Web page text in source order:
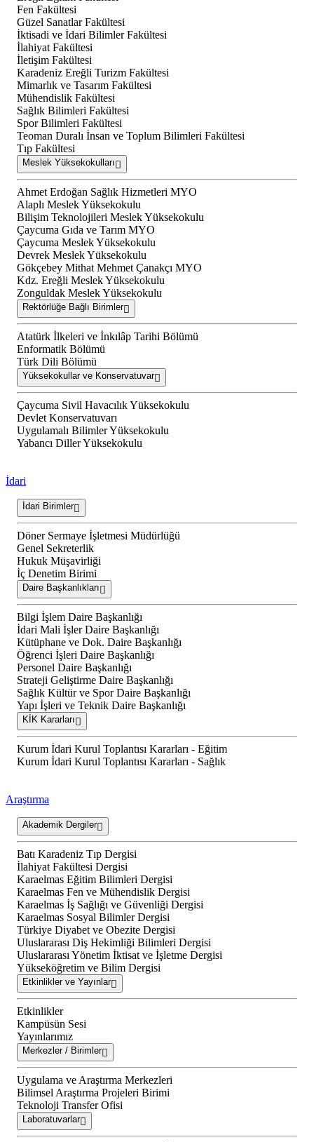
Fen Fakültesi
Güzel Sanatlar Fakültesi
İktisadi ve İdari Bilimler Fakültesi
İlahiyat Fakültesi
İletişim Fakültesi
Karadeniz Ereğli Turizm Fakültesi
Mimarlık ve Tasarım Fakültesi
Mühendislik Fakültesi
Sağlık Bilimleri Fakültesi
Spor Bilimleri Fakültesi
Teoman Duralı İnsan ve Toplum Bilimleri Fakültesi
Tıp Fakültesi
Meslek Yüksekokulları
Ahmet Erdoğan Sağlık Hizmetleri MYO
Alaplı Meslek Yüksekokulu
Bilişim Teknolojileri Meslek Yüksekokulu
Çaycuma Gıda ve Tarım MYO
Çaycuma Meslek Yüksekokulu
Devrek Meslek Yüksekokulu
Gökçebey Mithat Mehmet Çanakçı MYO
Kdz. Ereğli Meslek Yüksekokulu
Zonguldak Meslek Yüksekokulu
Rektörlüğe Bağlı Birimler
Atatürk İlkeleri ve İnkılâp Tarihi Bölümü
Enformatik Bölümü
Türk Dili Bölümü
Yüksekokullar ve Konservatuvar
Çaycuma Sivil Havacılık Yüksekokulu
Devlet Konservatuvarı
Uygulamalı Bilimler Yüksekokulu
Yabancı Diller Yüksekokulu
İdari
İdari Birimler
Döner Sermaye İşletmesi Müdürlüğü
Genel Sekreterlik
Hukuk Müşavirliği
İç Denetim Birimi
Daire Başkanlıkları
Bilgi İşlem Daire Başkanlığı
İdari Mali İşler Daire Başkanlığı
Kütüphane ve Dok. Daire Başkanlığı
Öğrenci İşleri Daire Başkanlığı
Personel Daire Başkanlığı
Strateji Geliştirme Daire Başkanlığı
Sağlık Kültür ve Spor Daire Başkanlığı
Yapı İşleri ve Teknik Daire Başkanlığı
KİK Kararları
Kurum İdari Kurul Toplantısı Kararları - Eğitim
Kurum İdari Kurul Toplantısı Kararları - Sağlık
Araştırma
Akademik Dergiler
Batı Karadeniz Tıp Dergisi
İlahiyat Fakültesi Dergisi
Karaelmas Eğitim Bilimleri Dergisi
Karaelmas Fen ve Mühendislik Dergisi
Karaelmas İş Sağlığı ve Güvenliği Dergisi
Karaelmas Sosyal Bilimler Dergisi
Türkiye Diyabet ve Obezite Dergisi
Uluslararası Diş Hekimliği Bilimleri Dergisi
Uluslararası Yönetim İktisat ve İşletme Dergisi
Yükseköğretim ve Bilim Dergisi
Etkinlikler ve Yayınlar
Etkinlikler
Kampüsün Sesi
Yayınlarımız
Merkezler / Birimler
Uygulama ve Araştırma Merkezleri
Bilimsel Araştırma Projeleri Birimi
Teknoloji Transfer Ofisi
Laboratuvarlar